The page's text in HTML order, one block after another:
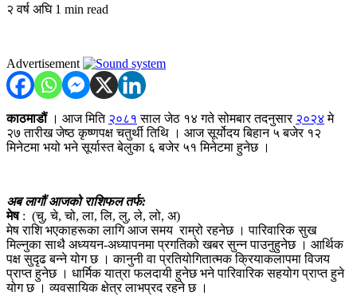
२ वर्ष अघि 1 min read
Advertisement
काठमाडौं। आज मिति २०८१ साल जेठ १४ गते सोमबार तदनुसार २०२४ मे
२७ तारीख जेष्ठ कृष्णपक्ष चतुर्थी तिथि । आज सूर्योदय बिहान ५ बजेर १२
मिनेटमा भयो भने सूर्यास्त बेलुका ६ बजेर ५१ मिनेटमा हुनेछ ।
अब लागौं आजको राशिफल तर्फ:
मेष: (चु, चे, चो, ला, लि, लु, ले, लो, अ)
मेष राशि भएकाहरूका लागि आज समय राम्रो रहनेछ । पारिवारिक सुख
मिल्नुका साथै अध्ययन-अध्यापनमा प्रगतिको खबर सुन्न पाउनुहुनेछ । आर्थिक
पक्ष सुदृढ बन्ने योग छ । कानुनी वा प्रतियोगितात्मक क्रियाकलापमा विजय
प्राप्त हुनेछ । धार्मिक यात्रा फलदायी हुनेछ भने पारिवारिक सहयोग प्राप्त हुने
योग छ । व्यवसायिक क्षेत्र लाभप्रद रहने छ ।